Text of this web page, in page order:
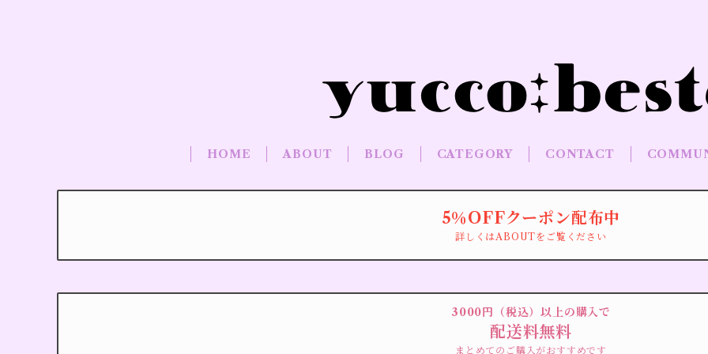
HOME ABOUT BLOG CATEGORY CONTACT
5％OFFクーポン配布中
詳しくはABOUTをご覧ください
3000円（税込）以上の購入で
配送料無料
まとめてのご購入がおすすめです